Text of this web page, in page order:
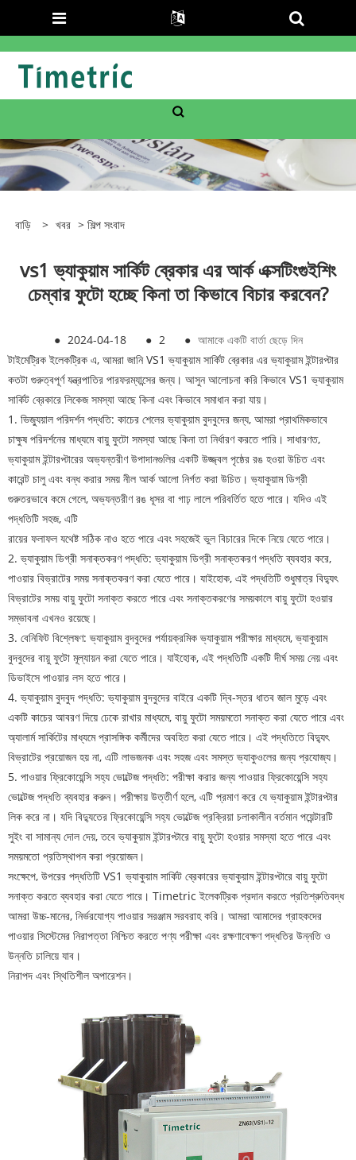
বাড়ি > খবর > শিল্প সংবাদ
vs1 ভ্যাকুয়াম সার্কিট ব্রেকার এর আর্ক এক্সটিংগুইশিং
চেম্বার ফুটো হচ্ছে কিনা তা কিভাবে বিচার করবেন?
● 2024-04-18 ● 2 ● আমাকে একটি বার্তা ছেড়ে দিন
টাইমেট্রিক ইলেকট্রিক এ, আমরা জানি VS1 ভ্যাকুয়াম সার্কিট ব্রেকার এর ভ্যাকুয়াম ইন্টারপ্টার
কতটা গুরুত্বপূর্ণ যন্ত্রপাতির পারফরম্যান্সের জন্য। আসুন আলোচনা করি কিভাবে VS1 ভ্যাকুয়াম
সার্কিট ব্রেকারে লিকেজ সমস্যা আছে কিনা এবং কিভাবে সমাধান করা যায়।
1. ভিজ্যুয়াল পরিদর্শন পদ্ধতি: কাচের শেলের ভ্যাকুয়াম বুদবুদের জন্য, আমরা প্রাথমিকভাবে
চাক্ষুষ পরিদর্শনের মাধ্যমে বায়ু ফুটো সমস্যা আছে কিনা তা নির্ধারণ করতে পারি। সাধারণত,
ভ্যাকুয়াম ইন্টারপ্টারের অভ্যন্তরীণ উপাদানগুলির একটি উজ্জ্বল পৃষ্ঠের রঙ হওয়া উচিত এবং
কারেন্ট চালু এবং বন্ধ করার সময় নীল আর্ক আলো নির্গত করা উচিত। ভ্যাকুয়াম ডিগ্রী
গুরুতরভাবে কমে গেলে, অভ্যন্তরীণ রঙ ধূসর বা গাঢ় লালে পরিবর্তিত হতে পারে। যদিও এই
পদ্ধতিটি সহজ, এটি
রায়ের ফলাফল যথেষ্ট সঠিক নাও হতে পারে এবং সহজেই ভুল বিচারের দিকে নিয়ে যেতে পারে।
2. ভ্যাকুয়াম ডিগ্রী সনাক্তকরণ পদ্ধতি: ভ্যাকুয়াম ডিগ্রী সনাক্তকরণ পদ্ধতি ব্যবহার করে,
পাওয়ার বিভ্রাটের সময় সনাক্তকরণ করা যেতে পারে। যাইহোক, এই পদ্ধতিটি শুধুমাত্র বিদ্যুৎ
বিভ্রাটের সময় বায়ু ফুটো সনাক্ত করতে পারে এবং সনাক্তকরণের সময়কালে বায়ু ফুটো হওয়ার
সম্ভাবনা এখনও রয়েছে।
3. বেনিফিট বিশ্লেষণ: ভ্যাকুয়াম বুদবুদের পর্যায়ক্রমিক ভ্যাকুয়াম পরীক্ষার মাধ্যমে, ভ্যাকুয়াম
বুদবুদের বায়ু ফুটো মূল্যায়ন করা যেতে পারে। যাইহোক, এই পদ্ধতিটি একটি দীর্ঘ সময় নেয় এবং
ডিভাইসে পাওয়ার লস হতে পারে।
4. ভ্যাকুয়াম বুদবুদ পদ্ধতি: ভ্যাকুয়াম বুদবুদের বাইরে একটি দ্বি-স্তর ধাতব জাল মুড়ে এবং
একটি কাচের আবরণ দিয়ে ঢেকে রাখার মাধ্যমে, বায়ু ফুটো সময়মতো সনাক্ত করা যেতে পারে এবং
অ্যালার্ম সার্কিটের মাধ্যমে প্রাসঙ্গিক কর্মীদের অবহিত করা যেতে পারে। এই পদ্ধতিতে বিদ্যুৎ
বিভ্রাটের প্রয়োজন হয় না, এটি লাভজনক এবং সহজ এবং সমস্ত ভ্যাকুওলের জন্য প্রযোজ্য।
5. পাওয়ার ফ্রিকোয়েন্সি সহ্য ভোল্টেজ পদ্ধতি: পরীক্ষা করার জন্য পাওয়ার ফ্রিকোয়েন্সি সহ্য
ভোল্টেজ পদ্ধতি ব্যবহার করুন। পরীক্ষায় উত্তীর্ণ হলে, এটি প্রমাণ করে যে ভ্যাকুয়াম ইন্টারপ্টার
লিক করে না। যদি বিদ্যুতের ফ্রিকোয়েন্সি সহ্য ভোল্টেজ প্রক্রিয়া চলাকালীন বর্তমান পয়েন্টারটি
সুইং বা সামান্য দোল দেয়, তবে ভ্যাকুয়াম ইন্টারপ্টারে বায়ু ফুটো হওয়ার সমস্যা হতে পারে এবং
সময়মতো প্রতিস্থাপন করা প্রয়োজন।
সংক্ষেপে, উপরের পদ্ধতিটি VS1 ভ্যাকুয়াম সার্কিট ব্রেকারের ভ্যাকুয়াম ইন্টারপ্টারে বায়ু ফুটো
সনাক্ত করতে ব্যবহার করা যেতে পারে। Timetric ইলেকট্রিক প্রদান করতে প্রতিশ্রুতিবদ্ধ
আমরা উচ্চ-মানের, নির্ভরযোগ্য পাওয়ার সরঞ্জাম সরবরাহ করি। আমরা আমাদের গ্রাহকদের
পাওয়ার সিস্টেমের নিরাপত্তা নিশ্চিত করতে পণ্য পরীক্ষা এবং রক্ষণাবেক্ষণ পদ্ধতির উন্নতি ও
উন্নতি চালিয়ে যাব।
নিরাপদ এবং স্থিতিশীল অপারেশন।